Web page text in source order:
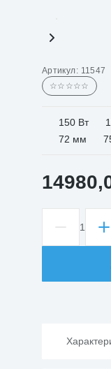
Артикул: 11547
☆☆☆☆☆
150 Вт
72 мм
Количество
товара
1